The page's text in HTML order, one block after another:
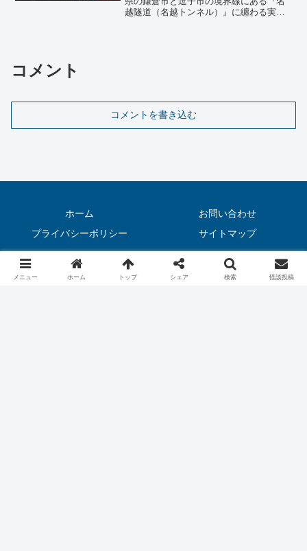
越隧道（名越トンネル）』に纏わる実話
コメント
コメントを書き込む
ホーム
お問い合わせ
プライバシーポリシー
サイトマップ
© 2020 怖い話（実話）｜恐虫リリー.
メニュー ホーム トップ シェア 検索 怪談投稿